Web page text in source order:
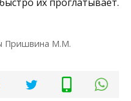
Пришвина М.М.